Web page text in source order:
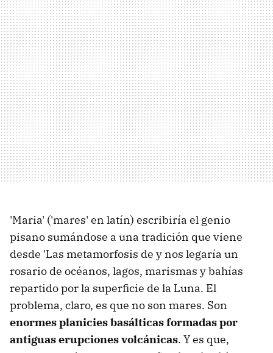
'Maria' ('mares' en latín) escribiría el genio
pisano sumándose a una tradición que viene
desde 'Las metamorfosis de y nos legaría un
rosario de océanos, lagos, marismas y bahías
repartido por la superficie de la Luna. El
problema, claro, es que no son mares. Son
enormes planicies basálticas formadas por
antiguas erupciones volcánicas. Y es que,